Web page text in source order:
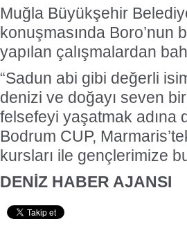
Muğla Büyükşehir
konuşmasında Boro’nun
yapılan çalışmalardan
“Sadun abi gibi değerli
denizi ve doğayı seven
felsefeyi yaşatmak adına
Bodrum CUP,
kursları ile gençlerimize
DENİZ HABER AJANSI